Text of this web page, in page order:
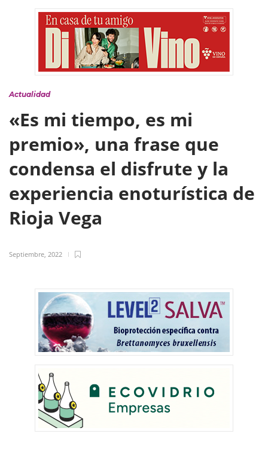
Actualidad
«Es mi tiempo, es mi
premio», una frase que
condensa el disfrute y la
experiencia enoturística de
Rioja Vega
Septiembre, 2022